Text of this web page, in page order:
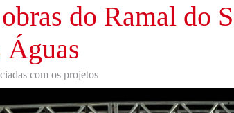
do Ramal do
Águas
com os projetos